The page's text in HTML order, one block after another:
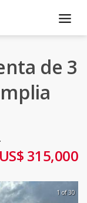
de 3
US$ 315,000
1 of 30